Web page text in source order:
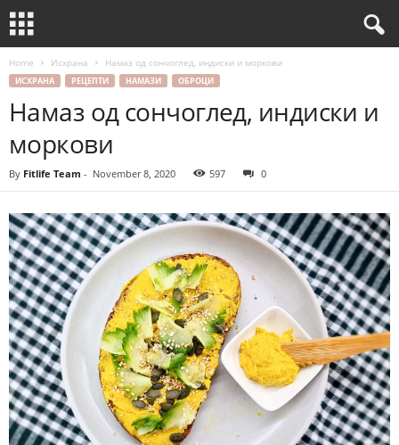
Home Исхрана Намаз од сончоглед, индиски и моркови
ИСХРАНА РЕЦЕПТИ НАМАЗИ ОБРОЦИ
Намаз од сончоглед, индиски и
моркови
By Fitlife Team - November 8, 2020 597 0